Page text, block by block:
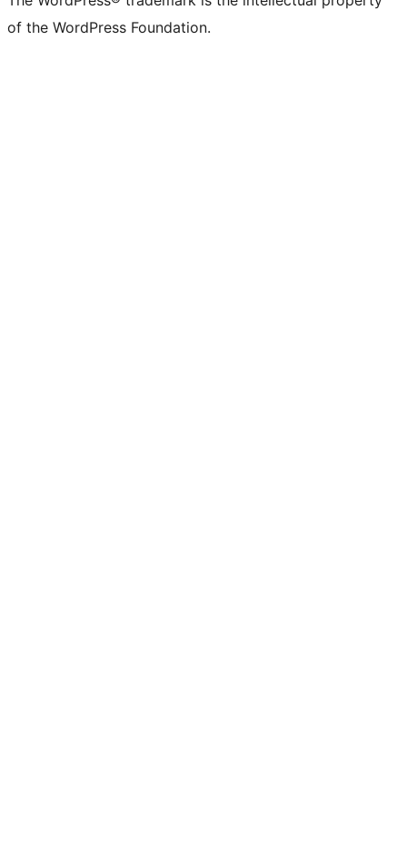
of the WordPress Foundation.